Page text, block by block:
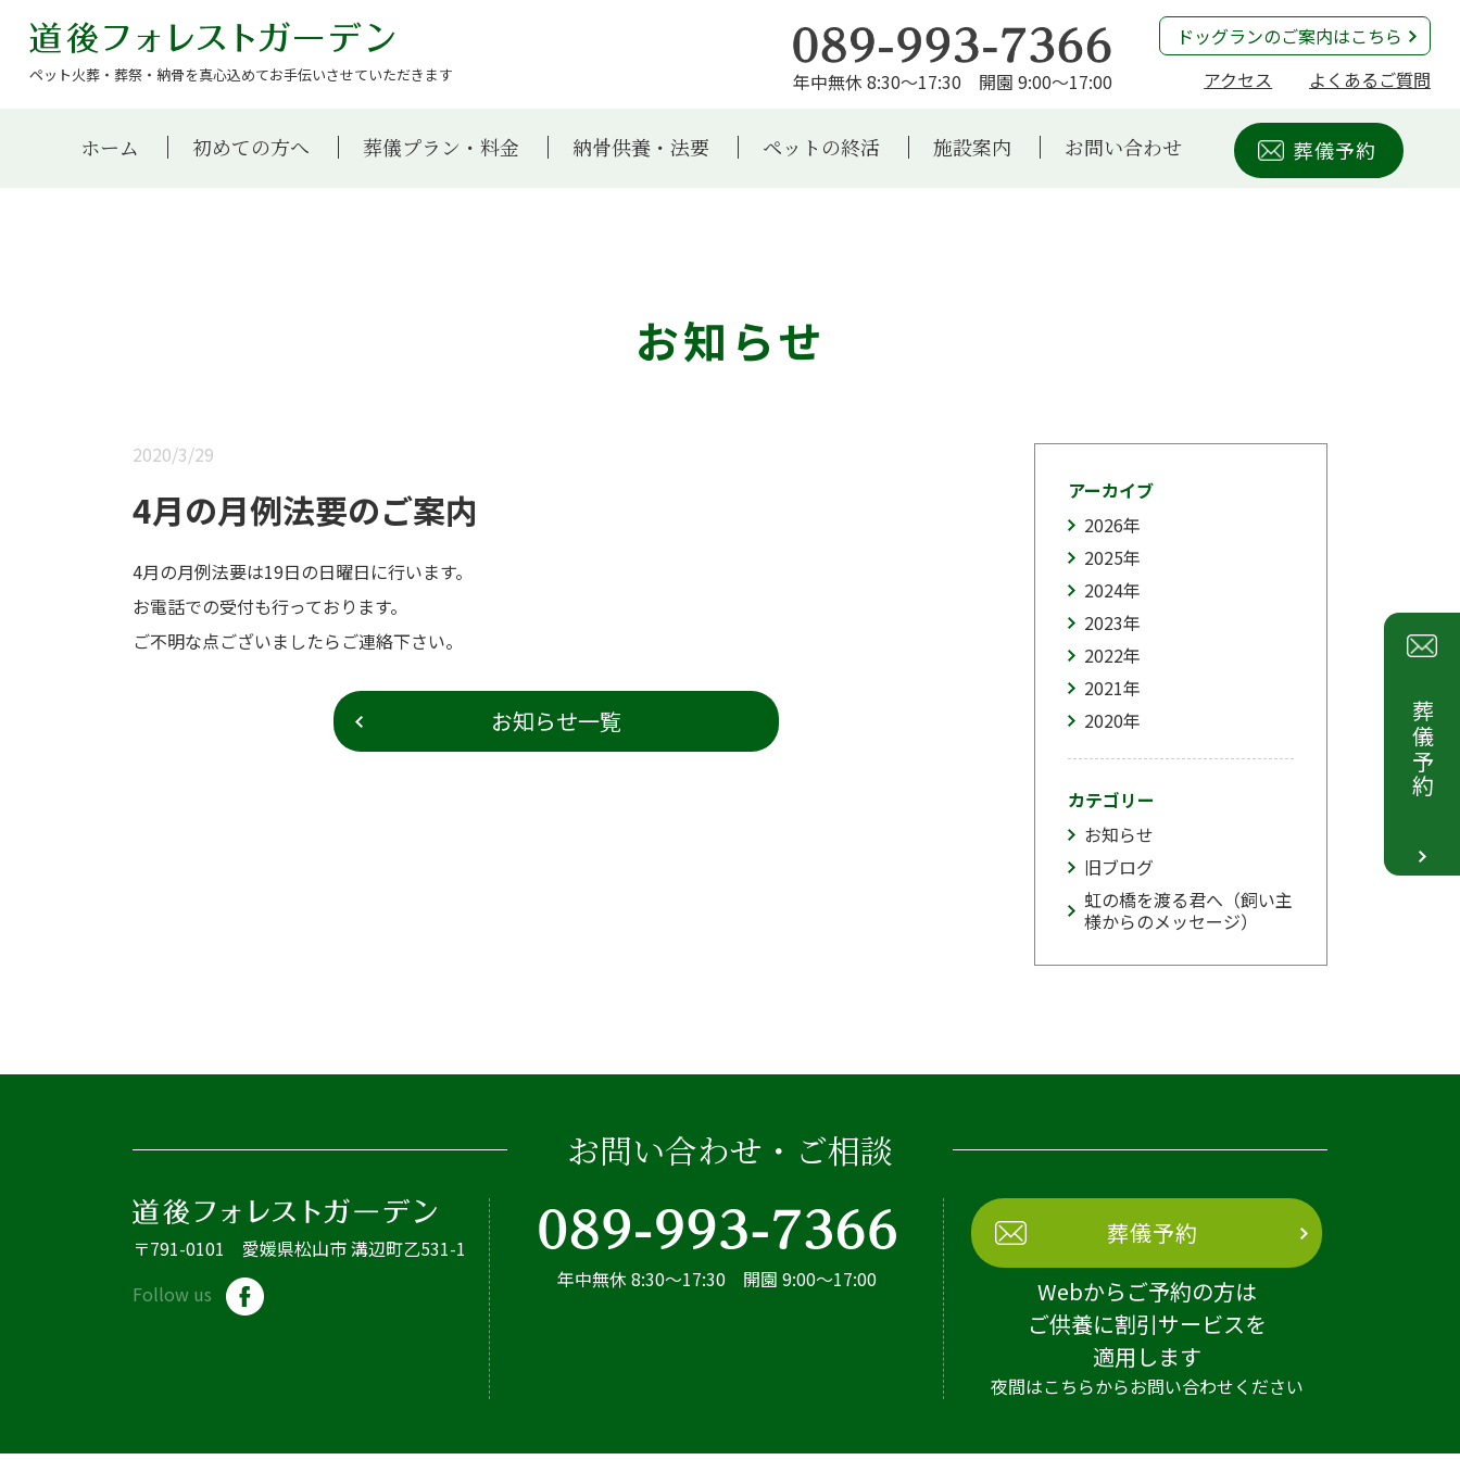
ペット火葬・葬祭・納骨を真心込めてお手伝いさせていただきます 年中無休 8:30～17:30 開園 9:00～17:00
ドッグランのご案内はこちら
アクセス
よくあるご質問
ホーム 初めての方へ 葬儀プラン・料金 納骨供養・法要 ペットの終活 施設案内 お問い合わせ 葬儀予約
お知らせ
2020/3/29
4月の月例法要のご案内
4月の月例法要は19日の日曜日に行います。
お電話での受付も行っております。
ご不明な点ございましたらご連絡下さい。
お知らせ一覧
アーカイブ
2026年
2025年
2024年
2023年
2022年
2021年
2020年
カテゴリー
お知らせ
旧ブログ
虹の橋を渡る君へ（飼い主
様からのメッセージ）
葬儀予約
お問い合わせ・ご相談
〒791-0101 愛媛県松山市 溝辺町乙531-1
Follow us
年中無休 8:30～17:30 開園 9:00～17:00
葬儀予約
Webからご予約の方は
ご供養に割引サービスを
適用します
夜間はこちらからお問い合わせください